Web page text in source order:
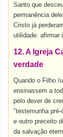
Santo que
permanência
Cristo já
utilidade: afirmar
12. A Igreja
verdade
Quando o Filho /
ensinassem a
pelo dever de
"testemunha
e outro preceito
da salvação